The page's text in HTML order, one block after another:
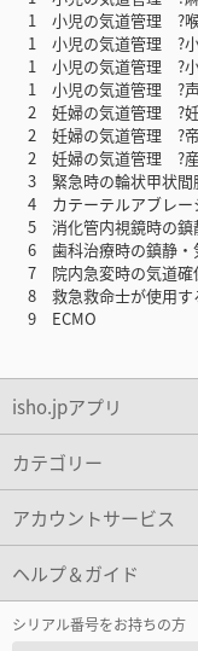
1 小児の気道管理 ?喉
1 小児の気道管理 ?小
1 小児の気道管理 ?小
1 小児の気道管理 ?
2 妊婦の気道管理 ?妊
2 妊婦の気道管理 ?
2 妊婦の気道管理 ?
3 緊急時の輪状甲状間
4 カテーテルアブレー
5 消化管内視鏡時の鎮
6 歯科治療時の鎮静・
7 院内急変時の気道
8 救急救命士が使用す
9 ECMO
isho.jpアプリ
カテゴリー
アカウントサービス
ヘルプ＆ガイド
シリアル番号をお持ちの方